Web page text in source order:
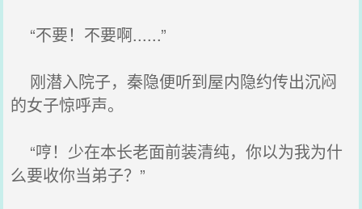
“不要！不要啊......”
刚潜入院子，秦隐便听到屋内隐约传出沉闷
的女子惊呼声。
“哼！少在本长老面前装清纯，你以为我为什
么要收你当弟子？”